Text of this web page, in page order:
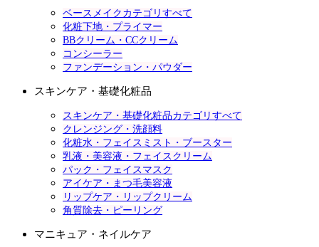
ベースメイクカテゴリすべて
化粧下地・プライマー
BBクリーム・CCクリーム
コンシーラー
ファンデーション・パウダー
スキンケア・基礎化粧品
スキンケア・基礎化粧品カテゴリすべて
クレンジング・洗顔料
化粧水・フェイスミスト・ブースター
乳液・美容液・フェイスクリーム
パック・フェイスマスク
アイケア・まつ毛美容液
リップケア・リップクリーム
角質除去・ピーリング
マニキュア・ネイルケア